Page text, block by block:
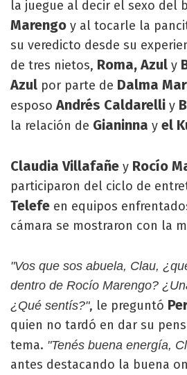
la juegue al decir el sexo del
Marengo y al tocarle la
su veredicto desde su
de tres nietos, Roma, Azul y
Azul por parte de Dalma
esposoAndrés Caldarelli y
la relación de Gianinna y el
Claudia Villafañe y Rocío
participaron del ciclo de
Telefe en equipos
cámara se mostraron con la
"Vos que sos abuela, Clau,
dentro de Rocío Marengo?
¿Qué sentís?", le preguntó
quien no tardó en dar su
tema. "Tenés buena energía,
antes destacando la buena